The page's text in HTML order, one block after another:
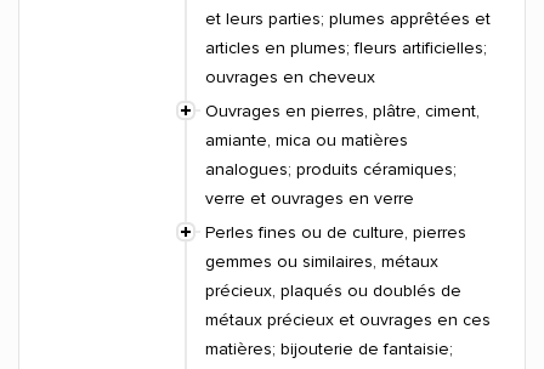
et leurs parties; plumes apprêtées et
articles en plumes; fleurs artificielles;
ouvrages en cheveux
Ouvrages en pierres, plâtre, ciment,
amiante, mica ou matières
analogues; produits céramiques;
verre et ouvrages en verre
Perles fines ou de culture, pierres
gemmes ou similaires, métaux
précieux, plaqués ou doublés de
métaux précieux et ouvrages en ces
matières; bijouterie de fantaisie;